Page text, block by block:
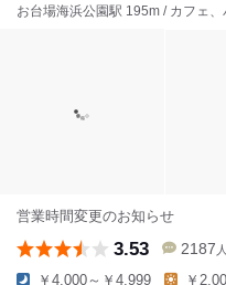
お台場海浜公園駅 195m / カフェ
営業時間変更のお知らせ
3.53 2187 人
￥4,000～￥4,999 ￥